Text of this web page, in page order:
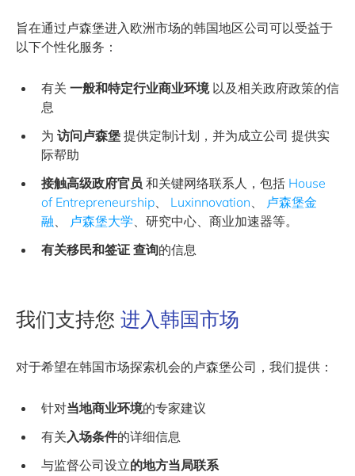
旨在通过卢森堡进入欧洲市场的韩国地区公司可以受益于
以下个性化服务：
有关 一般和特定行业商业环境以及相关政府政策的信
息
为 访问卢森堡 提供定制计划，并为成立公司 提供实
际帮助
接触高级政府官员 和关键网络联系人，包括 House
of Entrepreneurship、 Luxinnovation、 卢森堡金
融、 卢森堡大学、研究中心、商业加速器等。
有关移民和签证 查询的信息
我们支持您 进入韩国市场
对于希望在韩国市场探索机会的卢森堡公司，我们提供：
针对当地商业环境的专家建议
有关入场条件的详细信息
与监督公司设立的地方当局联系